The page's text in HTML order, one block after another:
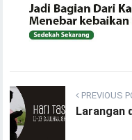
PREVIOUS
Larangan